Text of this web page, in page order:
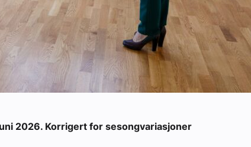
2026. Korrigert for sesongvariasjoner